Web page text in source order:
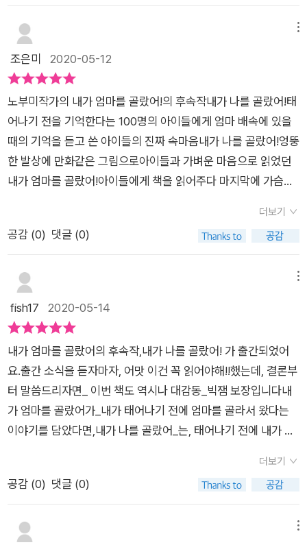
이 하고 싶어하는거무엇을 할때 즐거워하는지 재능을 찾아주는
것도 부모의 역할이기도 한것 같아요.​​우리가 태어난 이유는 좋아
하는 일을 하면서 즐겁게 살기위해서죠!가 나왔네요.​좋아하는 일
을 하면서 산다는건 즐거운일이죠!태어난 이유가 즐겁게 살기위
해서인데우리 아이들이 더 즐겁게 살 수 있었음 좋겠어요.​​이번엔
재능구슬을 고를차례!다른사람이 하는말에 너무 신경쓰면 재능
구슬이 사라져버리니까 조심해야한데요.우리 아이들은 어떤 재
능구슬을 갖고 태어났을까요?​​​​이렇게 수많은 재능구슬 중 마음에
드는걸 골라보거나직접 적어볼 수 있어요.​​아이가 맘에 들어하는
잘먹음,키가큼, 피아노,친구사귀기,인기가많음, 춤,공부,꼼꼼함,
끈기,지혜, 배려,감사 등등거의 갖고싶은 가봐요.ㅋ​모든 재능에는
좋은점과 나쁜점이 있지요.​​​마지막으로 고를건 가족!온세상에서
수많은 엄마들중에서 한명!모두들 저 엄마를 고르지않아서 골랐
를 빨리 만나고 싶어요!엄마의 웃는 얼굴을 보고싶어요!​아이가 엄
두녀석들 전투육아로 웃는 얼굴보다 짜증내고 화내고 버럭하는
엄마의 모습이 아니었나반성해보게 되네요ㅜㅜ​​헉~반전이?ㅋㅋ​
마지막에 작가의메세지가 담겨있어요.​​​꿈이없는것처럼 슬픈일이
있을까 싶어요.어른들은 아이들이 어떤 재능이 있는지 함께 찾아
봐주고,아이들을 믿고 스스로 결정하도록 지켜보는게 방법이에
요.격려와 칭찬을 통해 쑥쑥 자라는 우리아이들!아이들의 꿈을 응
원하고 싶어요!​
조은미 2020-05-12
노부미작가의 내가 엄마를 골랐어!의 후속작내가 나를 골랐어!태
어나기 전을 기억한다는 100명의 아이들에게 엄마 배속에 있을
때의 기억을 듣고 쓴 아이들의 진짜 속마음내가 나를 골랐어!엉뚱
한 발상에 만화같은 그림으로아이들과 가벼운 마음으로 읽었던
내가 엄마를 골랐어!아이들에게 책을 읽어주다 마지막에 가슴이
이들은 태어나기 전에는 수염이 긴 하늘나라 천사와 구름 위에서
살았대요수염이 긴 하늘나라 천사는 아이들이 태어나면 하고 싶
터 글을 알았군요~^^하늘나라의 긴 수염 천사는 아이들에게 여
러가지 질문을 하면서 아이들의 생각을 적게 했어요좋아하는 일
을 하고즐거운 일부터 시작하면 꿈을 찾게 되고좋아하는 일을 하
금 좋아하는 일즐거운 일을 하며 살고 있는지양육을 좋아해서 육
아를 하고 있는건 아닌데...그래서 육아가 힘든가보네요많은 엄마
들이 집안일, 육아가 좋아서 하는게 아니라서...다시 처음 질문으
로 돌아가보네요좋아하는 일이 뭔지..노부미 작가책의 매력이 이
거인거 같아요내가 엄마를 골랐어!도 그렇고내가 나를 골랐어!
도 분명 아이들책인데읽고 읽을수록 어른이 제게 다시 질문하고
돌아보게 만들어요하늘나라 긴수염 천사는 아이들에게좋아하는
면 재능 구슬이 사라져 버려'이 중에서 없으면 고르지 않아도 되
요본인이 정말 좋아하는 일을 직접 적어도 되니까요'모든 재능에
더보기
공감 (0) 댓글 (0)
fish17 2020-05-14
내가 엄마를 골랐어의 후속작,내가 나를 골랐어! 가 출간되었어
요.​출간 소식을 듣자마자, 어맛 이건 꼭 읽어야해!!했는데, 결론부
터 말씀드리자면_ 이번 책도 역시나 대감동_빅잼 보장입니다내
가 엄마를 골랐어가_내가 태어나기 전에 엄마를 골라서 왔다는
이야기를 담았다면,내가 나를 골랐어_는, 태어나기 전에 내가 하
미있는 발상을 담은 이야기에요.이 세상에 태어나는 아이들은 모
두 특별한 재능과 가능성을 가지고 태어나요.그런데 그게 내가 태
어나기 전에 내가 골랐다고 하네요?!​내가 고른 대로 되는거에요?
-아니, 대부분은 그렇게 되지 않아뼈때리는 대사도 있구요 ㅋㅋ
더보기
공감 (0) 댓글 (0)